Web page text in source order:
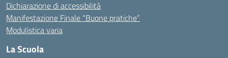
Dichiarazione di accessibilità
Manifestazione Finale “Buone pratiche”
Modulistica varia
La Scuola